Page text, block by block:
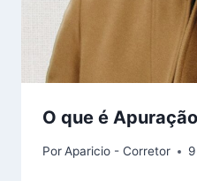
O que é
PorAparicio - Corretor